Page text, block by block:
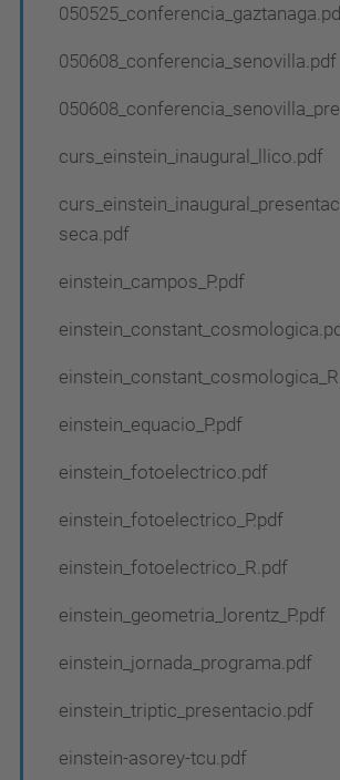
050608_conferencia_senovilla.pdf
curs_einstein_inaugural_llico.pdf
seca.pdf
einstein_campos_P.pdf
einstein_equacio_P.pdf
einstein_fotoelectrico.pdf
einstein_fotoelectrico_P.pdf
einstein_fotoelectrico_R.pdf
einstein_geometria_lorentz_P.pdf
einstein_jornada_programa.pdf
einstein_triptic_presentacio.pdf
einstein-asorey-tcu.pdf